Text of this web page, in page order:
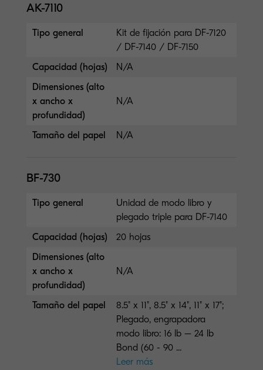
AK-7110
Tipo general
Kit de fijación para DF-7120
/ DF-7140 / DF-7150
Capacidad (hojas)
N/A
Dimensiones (alto
x ancho x
profundidad)
N/A
Tamaño del papel N/A
BF-730
Tipo general
Unidad de modo libro y
plegado triple para DF-7140
Capacidad (hojas)
20 hojas
Dimensiones (alto
x ancho x
profundidad)
N/A
Tamaño del papel
8.5" x 11", 8.5" x 14", 11" x 17";
Plegado, engrapadora
modo libro: 16 lb – 24 lb
Bond (60 - 90 ...
Leer más